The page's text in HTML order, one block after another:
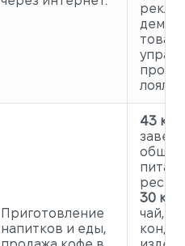
Приготовление
напитков и еды,
43
30
чай,